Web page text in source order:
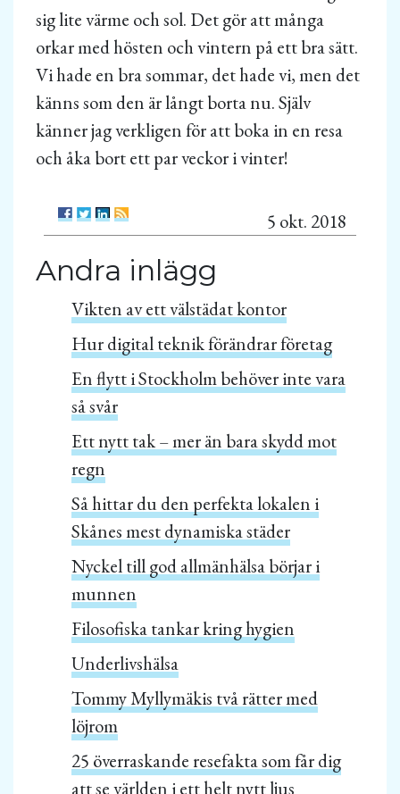
sig lite värme och sol. Det gör att många
orkar med hösten och vintern på ett bra sätt.
Vi hade en bra sommar, det hade vi, men det
känns som den är långt borta nu. Själv
känner jag verkligen för att boka in en resa
och åka bort ett par veckor i vinter!
5 okt. 2018
Andra inlägg
Vikten av ett välstädat kontor
Hur digital teknik förändrar företag
En flytt i Stockholm behöver inte vara
så svår
Ett nytt tak – mer än bara skydd mot
regn
Så hittar du den perfekta lokalen i
Skånes mest dynamiska städer
Nyckel till god allmänhälsa börjar i
munnen
Filosofiska tankar kring hygien
Underlivshälsa
Tommy Myllymäkis två rätter med
löjrom
25 överraskande resefakta som får dig
att se världen i ett helt nytt ljus